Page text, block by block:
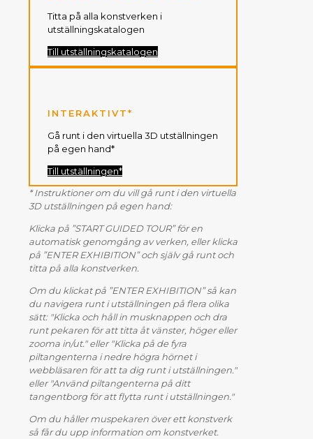
Titta på alla konstverken i
utställningskatalogen
Till utställningskatalogen
INTERAKTIVT*
Gå runt i den virtuella 3D utställningen
på egen hand*
Till utställningen*
* Instruktioner om du vill gå runt i den virtuella
3D utställningen på egen hand:
Klicka på ”START GUIDED TOUR” för en
automatisk genomgång av verken, eller klicka
på ”ENTER EXHIBITION” och själv gå runt och
titta på alla konstverken.
Om du klickat på ”ENTER EXHIBITION” så kan
du navigera runt i utställningen på flera olika
sätt: "Klicka och håll in musknappen och dra
runt pekaren för att titta åt vänster, höger eller
zooma in/ut." eller "Klicka på de fyra
piltangenterna i nedre högra hörnet i
webbläsaren för att ta dig runt i utställningen."
eller "Använd piltangenterna på ditt
tangentborg för att flytta runt i utställningen."
Om du håller muspekaren över ett konstverk
så får du upp information om konstverket.